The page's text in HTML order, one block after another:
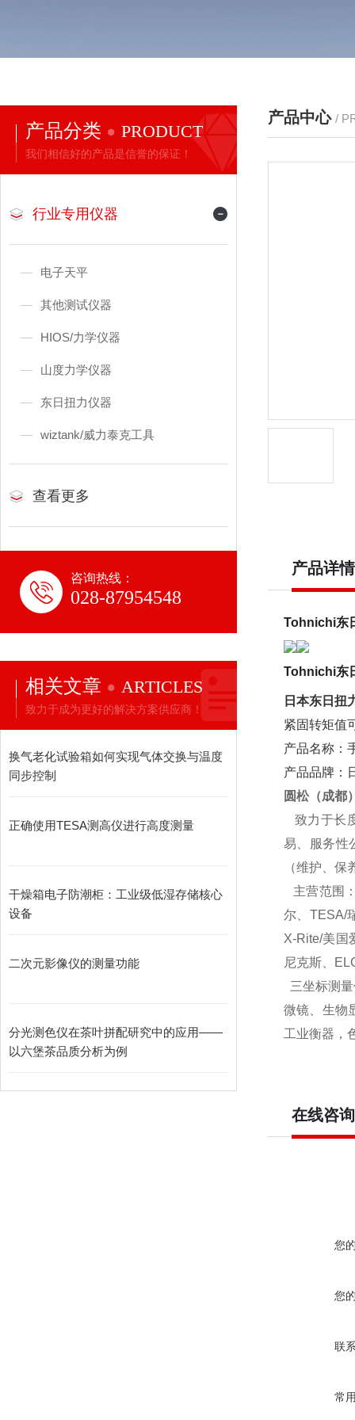
产品分类 PRODUCT
我们相信好的产品是信誉的保证！
行业专用仪器
电子天平
其他测试仪器
HIOS/力学仪器
山度力学仪器
东日扭力仪器
wiztank/威力泰克工具
查看更多
咨询热线：
028-87954548
相关文章 ARTICLES
致力于成为更好的解决方案供应商！
换气老化试验箱如何实现气体交换与温度
同步控制
正确使用TESA测高仪进行高度测量
干燥箱电子防潮柜：工业级低湿存储核心
设备
二次元影像仪的测量功能
分光测色仪在茶叶拼配研究中的应用——
以六堡茶品质分析为例
产品中心 /
产品详情
Tohnichi东
Tohnichi东
日本东日扭
紧固转矩值
产品名称：
产品品牌：
圆松（成都
致力于长
易、服务性
（维护、
主营范围
尔、TESA/
X-Rite/美国
尼克斯、
三坐标测
微镜、生物
工业衡器，
在线咨询
您
您
联
常